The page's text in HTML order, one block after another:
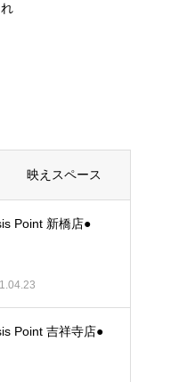
映えスペース
Point 新橋店●
Point 吉祥寺店●